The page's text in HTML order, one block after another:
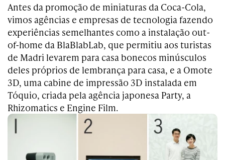
Antes da promoção de miniaturas da Coca-Cola,
vimos agências e empresas de tecnologia fazendo
experiências semelhantes como a instalação out-
of-home da BlaBlabLab, que permitiu aos turistas
de Madri levarem para casa bonecos minúsculos
deles próprios de lembrança para casa, e a Omote
3D, uma cabine de impressão 3D instalada em
Tóquio, criada pela agência japonesa Party, a
Rhizomatics e Engine Film.